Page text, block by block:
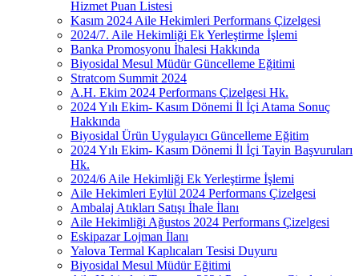
Hizmet Puan Listesi
Kasım 2024 Aile Hekimleri Performans Çizelgesi
2024/7. Aile Hekimliği Ek Yerleştirme İşlemi
Banka Promosyonu İhalesi Hakkında
Biyosidal Mesul Müdür Güncelleme Eğitimi
Stratcom Summit 2024
A.H. Ekim 2024 Performans Çizelgesi Hk.
2024 Yılı Ekim- Kasım Dönemi İl İçi Atama Sonuç
Hakkında
Biyosidal Ürün Uygulayıcı Güncelleme Eğitim
2024 Yılı Ekim- Kasım Dönemi İl İçi Tayin Başvuruları
Hk.
2024/6 Aile Hekimliği Ek Yerleştirme İşlemi
Aile Hekimleri Eylül 2024 Performans Çizelgesi
Ambalaj Atıkları Satışı İhale İlanı
Aile Hekimliği Ağustos 2024 Performans Çizelgesi
Eskipazar Lojman İlanı
Yalova Termal Kaplıcaları Tesisi Duyuru
Biyosidal Mesul Müdür Eğitimi